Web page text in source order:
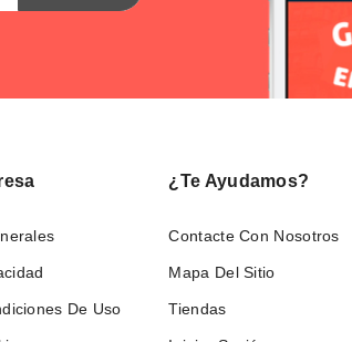
De Uso
¿Te Ayudamos?
Contacte Con Nosotros
Mapa Del Sitio
Tiendas